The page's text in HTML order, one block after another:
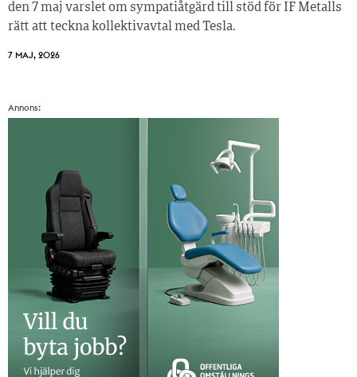
den 7 maj varslet om sympatiåtgärd till stöd för IF Metalls
rätt att teckna kollektivavtal med Tesla.
7 MAJ, 2026
Annons: